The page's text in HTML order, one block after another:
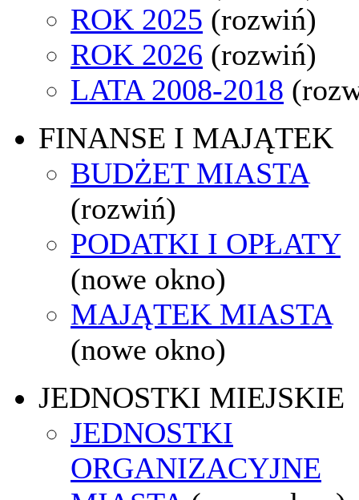
ROK 2025 (rozwiń)
ROK 2026 (rozwiń)
LATA 2008-2018
FINANSE I MAJĄTEK
BUDŻET MIASTA
(rozwiń)
PODATKI I OPŁATY
(nowe okno)
MAJĄTEK MIASTA
(nowe okno)
JEDNOSTKI MIEJSKIE
JEDNOSTKI
ORGANIZACYJNE